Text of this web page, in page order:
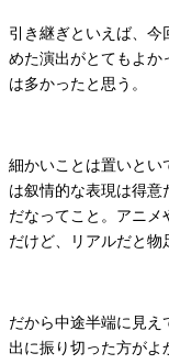
引き継ぎといえば、今
めた演出がとてもよか
は多かったと思う。
細かいことは置いとい
は叙情的な表現は得
だなってこと。アニメ
だけど、リアルだと物
だから中途半端に見
出に振り切った方がよ